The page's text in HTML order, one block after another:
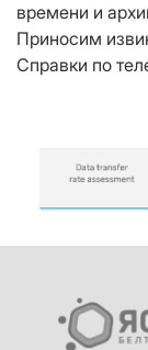
времени и
Приносим
Справки по